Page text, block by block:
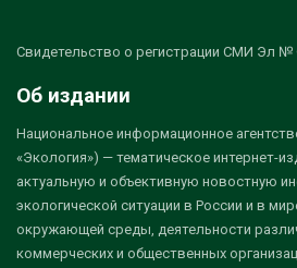
Свидетельство о регистрации СМИ Эл №
Об издании
Национальное информационное
«Экология») — тематическое интернет-
актуальную и объективную новостную
экологической ситуации в России и в
окружающей среды, деятельности
коммерческих и общественных